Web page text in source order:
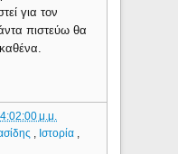
για τον
πιστεύω θα
4:02:00 μ.μ.
, Ιστορία ,